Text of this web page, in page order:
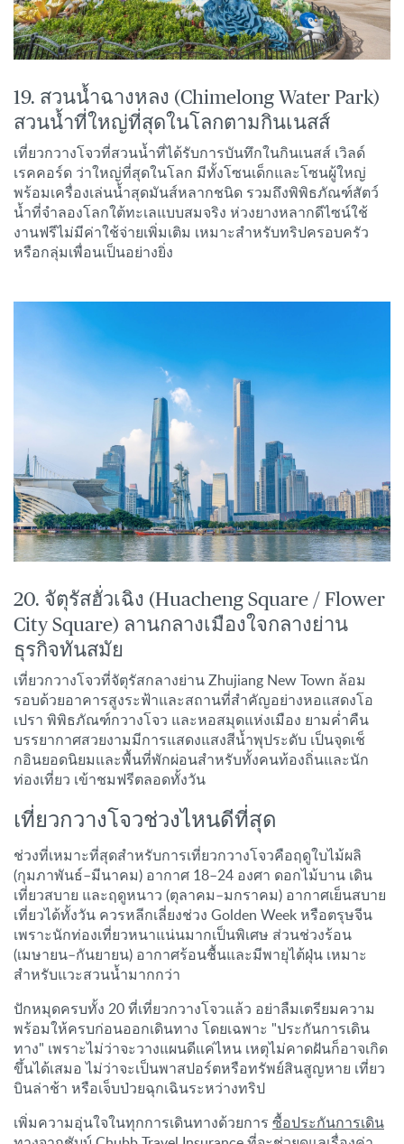
19. สวนน้ำฉางหลง (Chimelong Water Park)
สวนน้ำที่ใหญ่ที่สุดในโลกตามกินเนสส์
เที่ยวกวางโจวที่สวนน้ำที่ได้รับการบันทึกในกินเนสส์ เวิลด์
เรคคอร์ด ว่าใหญ่ที่สุดในโลก มีทั้งโซนเด็กและโซนผู้ใหญ่
พร้อมเครื่องเล่นน้ำสุดมันส์หลากชนิด รวมถึงพิพิธภัณฑ์สัตว์
น้ำที่จำลองโลกใต้ทะเลแบบสมจริง ห่วงยางหลากดีไซน์ใช้
งานฟรีไม่มีค่าใช้จ่ายเพิ่มเติม เหมาะสำหรับทริปครอบครัว
หรือกลุ่มเพื่อนเป็นอย่างยิ่ง
20. จัตุรัสฮั่วเฉิง (Huacheng Square / Flower
City Square) ลานกลางเมืองใจกลางย่าน
ธุรกิจทันสมัย
เที่ยวกวางโจวที่จัตุรัสกลางย่าน Zhujiang New Town ล้อม
รอบด้วยอาคารสูงระฟ้าและสถานที่สำคัญอย่างหอแสดงโอ
เปรา พิพิธภัณฑ์กวางโจว และหอสมุดแห่งเมือง ยามค่ำคืน
บรรยากาศสวยงามมีการแสดงแสงสีน้ำพุประดับ เป็นจุดเช็
กอินยอดนิยมและพื้นที่พักผ่อนสำหรับทั้งคนท้องถิ่นและนัก
ท่องเที่ยว เข้าชมฟรีตลอดทั้งวัน
เที่ยวกวางโจวช่วงไหนดีที่สุด
ช่วงที่เหมาะที่สุดสำหรับการเที่ยวกวางโจวคือฤดูใบไม้ผลิ
(กุมภาพันธ์–มีนาคม) อากาศ 18–24 องศา ดอกไม้บาน เดิน
เที่ยวสบาย และฤดูหนาว (ตุลาคม–มกราคม) อากาศเย็นสบาย
เที่ยวได้ทั้งวัน ควรหลีกเลี่ยงช่วง Golden Week หรือตรุษจีน
เพราะนักท่องเที่ยวหนาแน่นมากเป็นพิเศษ ส่วนช่วงร้อน
(เมษายน–กันยายน) อากาศร้อนชื้นและมีพายุไต้ฝุ่น เหมาะ
สำหรับแวะสวนน้ำมากกว่า
ปักหมุดครบทั้ง 20 ที่เที่ยวกวางโจวแล้ว อย่าลืมเตรียมความ
พร้อมให้ครบก่อนออกเดินทาง โดยเฉพาะ "ประกันการเดิน
ทาง" เพราะไม่ว่าจะวางแผนดีแค่ไหน เหตุไม่คาดฝันก็อาจเกิด
ขึ้นได้เสมอ ไม่ว่าจะเป็นพาสปอร์ตหรือทรัพย์สินสูญหาย เที่ยว
บินล่าช้า หรือเจ็บป่วยฉุกเฉินระหว่างทริป
เพิ่มความอุ่นใจในทุกการเดินทางด้วยการ ซื้อประกันการเดิน